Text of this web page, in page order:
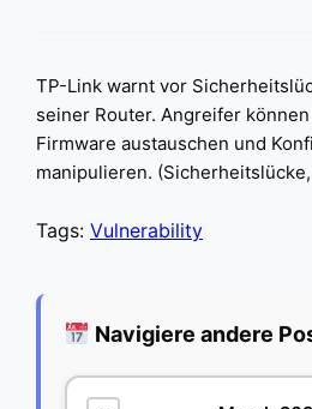
TP-Link warnt vor
seiner Router. Angreifer
Firmware austauschen und
manipulieren.
Tags: Vulnerability
Navigiere andere